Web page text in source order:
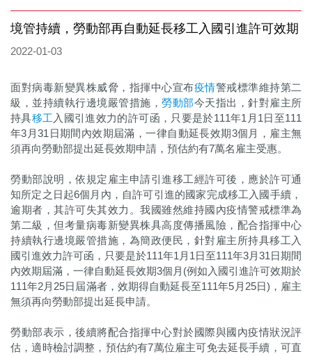
境管持續，勞動部再自動延長移工入國引進許可效期
2022-01-03
面對病毒新變異株威脅，指揮中心宣布疫情警戒標準維持第二
級，並持續執行邊境嚴管措施， 勞動部今天指出，針對雇主所
持具移工 入國引進效力的許可函，只要是於111年1月1日至111
年3月31日期間內效期屆滿，一律自動延長效期3個月，雇主無
須再向勞動部提出延長效期申請，預估約有7萬名雇主受惠。
勞動部說明，依規定雇主申請引進移工經許可後，應於許可通
知所定之日起6個月內，自許可引進的國家完成移工入國手續，
逾期者，其許可失其效力。我國雖然維持國內疫情警戒標準為
第二級，但考量病毒新變異株具高度傳播風險，配合指揮中心
持續執行邊境嚴管措施，為簡政便民，針對雇主所持具移工入
國引進效力許可函，只要是於111年1月1日至111年3月31日期間
內效期屆滿，一律自動延長效期3個月(例如入國引進許可效期於
111年2月25日屆滿者，效期得自動延長至111年5月25日)，雇主
無須再向勞動部提出延長申請。
勞動部表示，後續將配合指揮中心對於國際與國內疫情狀況評
估，適時檢討調整，預估約有7萬位雇主可免去延長手續，可直